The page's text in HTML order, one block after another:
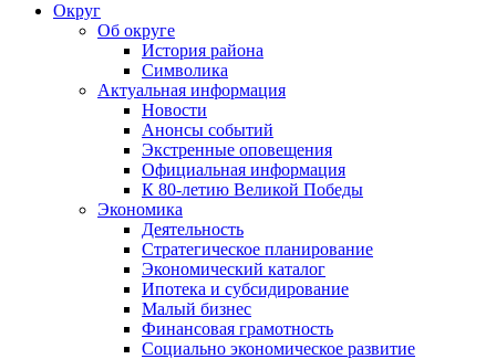
Округ
Об округе
История района
Символика
Актуальная информация
Новости
Анонсы событий
Экстренные оповещения
Официальная информация
К 80-летию Великой Победы
Экономика
Деятельность
Стратегическое планирование
Экономический каталог
Ипотека и субсидирование
Малый бизнес
Финансовая грамотность
Социально экономическое развитие